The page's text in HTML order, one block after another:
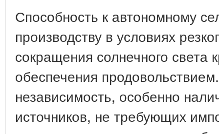
Способность к автономному
производству в условиях
сокращения солнечного света
обеспечения
независимость, особенно
источников, не требующих